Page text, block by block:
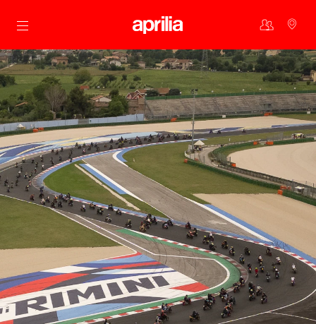
Skip to content